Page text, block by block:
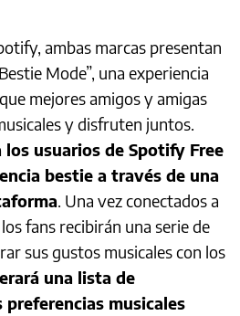
ambas marcas presentan
Mode”, una experiencia
mejores amigos y amigas
y disfruten juntos.
usuarios de Spotify Free
bestie a través de una
. Una vez conectados a
fans recibirán una serie de
sus gustos musicales con los
una lista de
musicales